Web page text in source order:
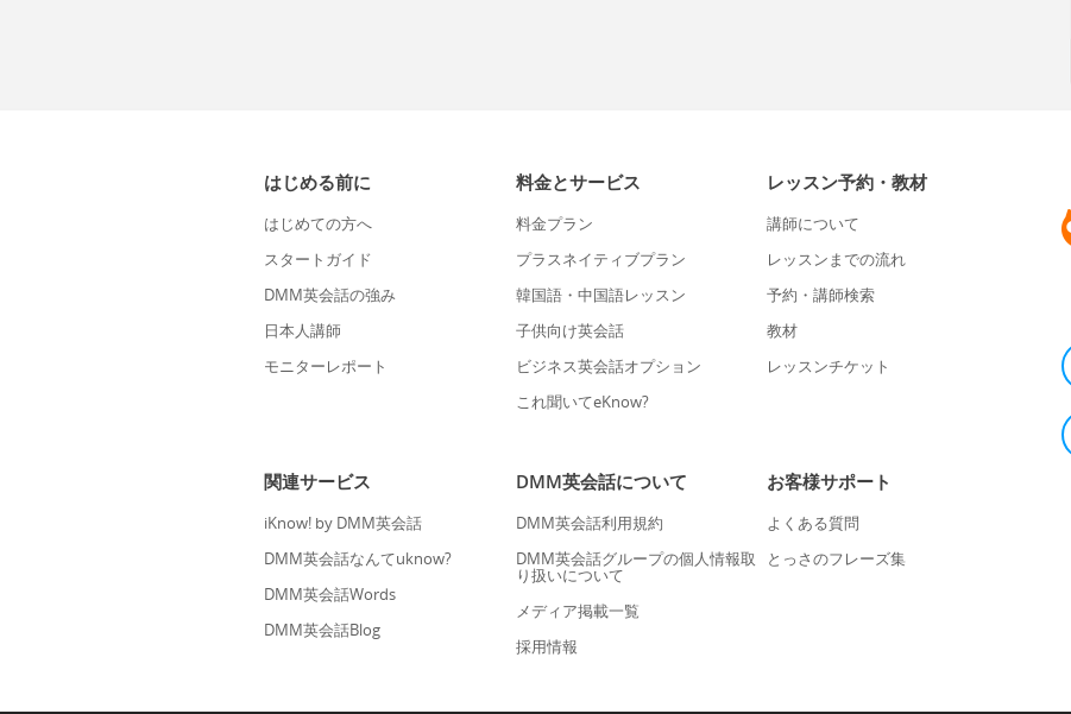
はじめる前に
はじめての方へ
スタートガイド
DMM英会話の強み
日本人講師
モニターレポート
料金とサービス
料金プラン
プラスネイティブプラン
韓国語・中国語レッスン
子供向け英会話
ビジネス英会話オプション
これ聞いてeKnow?
レッスン予約・教材
講師について
レッスンまでの流れ
予約・講師検索
教材
レッスンチケット
関連サービス
iKnow! by DMM英会話
DMM英会話なんてuknow?
DMM英会話Words
DMM英会話Blog
DMM英会話について
DMM英会話利用規約
DMM英会話グループの個人情報取
り扱いについて
メディア掲載一覧
採用情報
お客様サポート
よくある質問
とっさのフレーズ集